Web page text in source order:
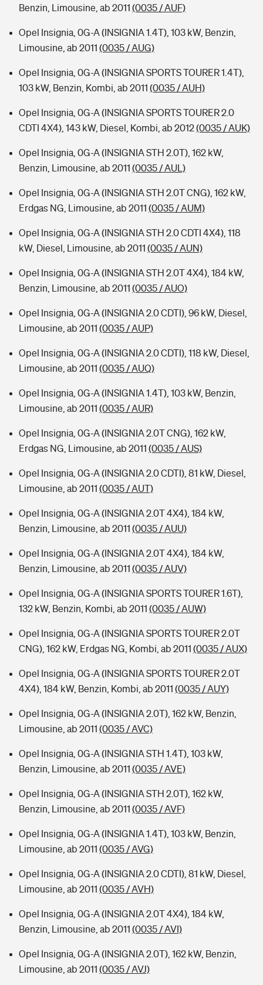
Benzin, Limousine, ab 2011 (0035 / AUF)
Opel Insignia, 0G-A (INSIGNIA 1.4T), 103 kW, Benzin,
Limousine, ab 2011 (0035 / AUG)
Opel Insignia, 0G-A (INSIGNIA SPORTS TOURER 1.4T),
103 kW, Benzin, Kombi, ab 2011 (0035 / AUH)
Opel Insignia, 0G-A (INSIGNIA SPORTS TOURER 2.0
CDTI 4X4), 143 kW, Diesel, Kombi, ab 2012(0035 / AUK)
Opel Insignia, 0G-A (INSIGNIA STH 2.0T), 162 kW,
Benzin, Limousine, ab 2011 (0035 / AUL)
Opel Insignia, 0G-A (INSIGNIA STH 2.0T CNG), 162 kW,
Erdgas NG, Limousine, ab 2011 (0035 / AUM)
Opel Insignia, 0G-A (INSIGNIA STH 2.0 CDTI 4X4), 118
kW, Diesel, Limousine, ab 2011 (0035 / AUN)
Opel Insignia, 0G-A (INSIGNIA STH 2.0T 4X4), 184 kW,
Benzin, Limousine, ab 2011 (0035 / AUO)
Opel Insignia, 0G-A (INSIGNIA 2.0 CDTI), 96 kW, Diesel,
Limousine, ab 2011 (0035 / AUP)
Opel Insignia, 0G-A (INSIGNIA 2.0 CDTI), 118 kW, Diesel,
Limousine, ab 2011 (0035 / AUQ)
Opel Insignia, 0G-A (INSIGNIA 1.4T), 103 kW, Benzin,
Limousine, ab 2011 (0035 / AUR)
Opel Insignia, 0G-A (INSIGNIA 2.0T CNG), 162 kW,
Erdgas NG, Limousine, ab 2011 (0035 / AUS)
Opel Insignia, 0G-A (INSIGNIA 2.0 CDTI), 81 kW, Diesel,
Limousine, ab 2011 (0035 / AUT)
Opel Insignia, 0G-A (INSIGNIA 2.0T 4X4), 184 kW,
Benzin, Limousine, ab 2011 (0035 / AUU)
Opel Insignia, 0G-A (INSIGNIA 2.0T 4X4), 184 kW,
Benzin, Limousine, ab 2011 (0035 / AUV)
Opel Insignia, 0G-A (INSIGNIA SPORTS TOURER 1.6T),
132 kW, Benzin, Kombi, ab 2011 (0035 / AUW)
Opel Insignia, 0G-A (INSIGNIA SPORTS TOURER 2.0T
CNG), 162 kW, Erdgas NG, Kombi, ab 2011 (0035 / AUX)
Opel Insignia, 0G-A (INSIGNIA SPORTS TOURER 2.0T
4X4), 184 kW, Benzin, Kombi, ab 2011 (0035 / AUY)
Opel Insignia, 0G-A (INSIGNIA 2.0T), 162 kW, Benzin,
Limousine, ab 2011 (0035 / AVC)
Opel Insignia, 0G-A (INSIGNIA STH 1.4T), 103 kW,
Benzin, Limousine, ab 2011 (0035 / AVE)
Opel Insignia, 0G-A (INSIGNIA STH 2.0T), 162 kW,
Benzin, Limousine, ab 2011 (0035 / AVF)
Opel Insignia, 0G-A (INSIGNIA 1.4T), 103 kW, Benzin,
Limousine, ab 2011 (0035 / AVG)
Opel Insignia, 0G-A (INSIGNIA 2.0 CDTI), 81 kW, Diesel,
Limousine, ab 2011 (0035 / AVH)
Opel Insignia, 0G-A (INSIGNIA 2.0T 4X4), 184 kW,
Benzin, Limousine, ab 2011 (0035 / AVI)
Opel Insignia, 0G-A (INSIGNIA 2.0T), 162 kW, Benzin,
Limousine, ab 2011 (0035 / AVJ)